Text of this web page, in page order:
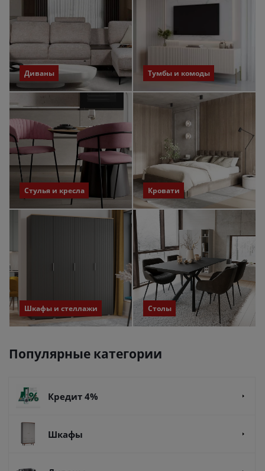
Диваны Тумбы и комоды
Стулья и кресла Кровати
Шкафы и стеллажи Столы
Популярные категории
Кредит 4%
Шкафы